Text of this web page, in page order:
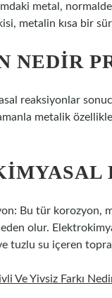
metal,
metalin kısa bir
NEDIR
reaksiyonlar
metalik
Bu tür korozyon,
olur.
tuzlu su içeren
Ve Yivsiz Farkı